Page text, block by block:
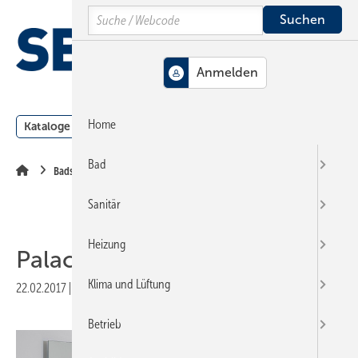
Hauptinhalt
Hauptmenü
SiteSearch
Kataloge Meldungen
Badserien
Palace
22.02.2017 Veröffentlicht inAusgabe 05-2017
Search
Home
Bad
Sanitär
Heizung
Klima und Lüftung
Betrieb